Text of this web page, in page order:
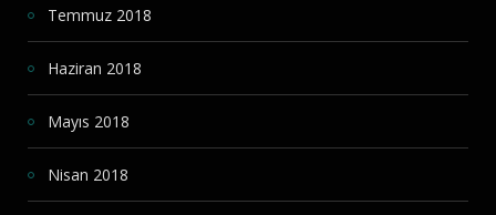
Temmuz 2018
Haziran 2018
Mayıs 2018
Nisan 2018